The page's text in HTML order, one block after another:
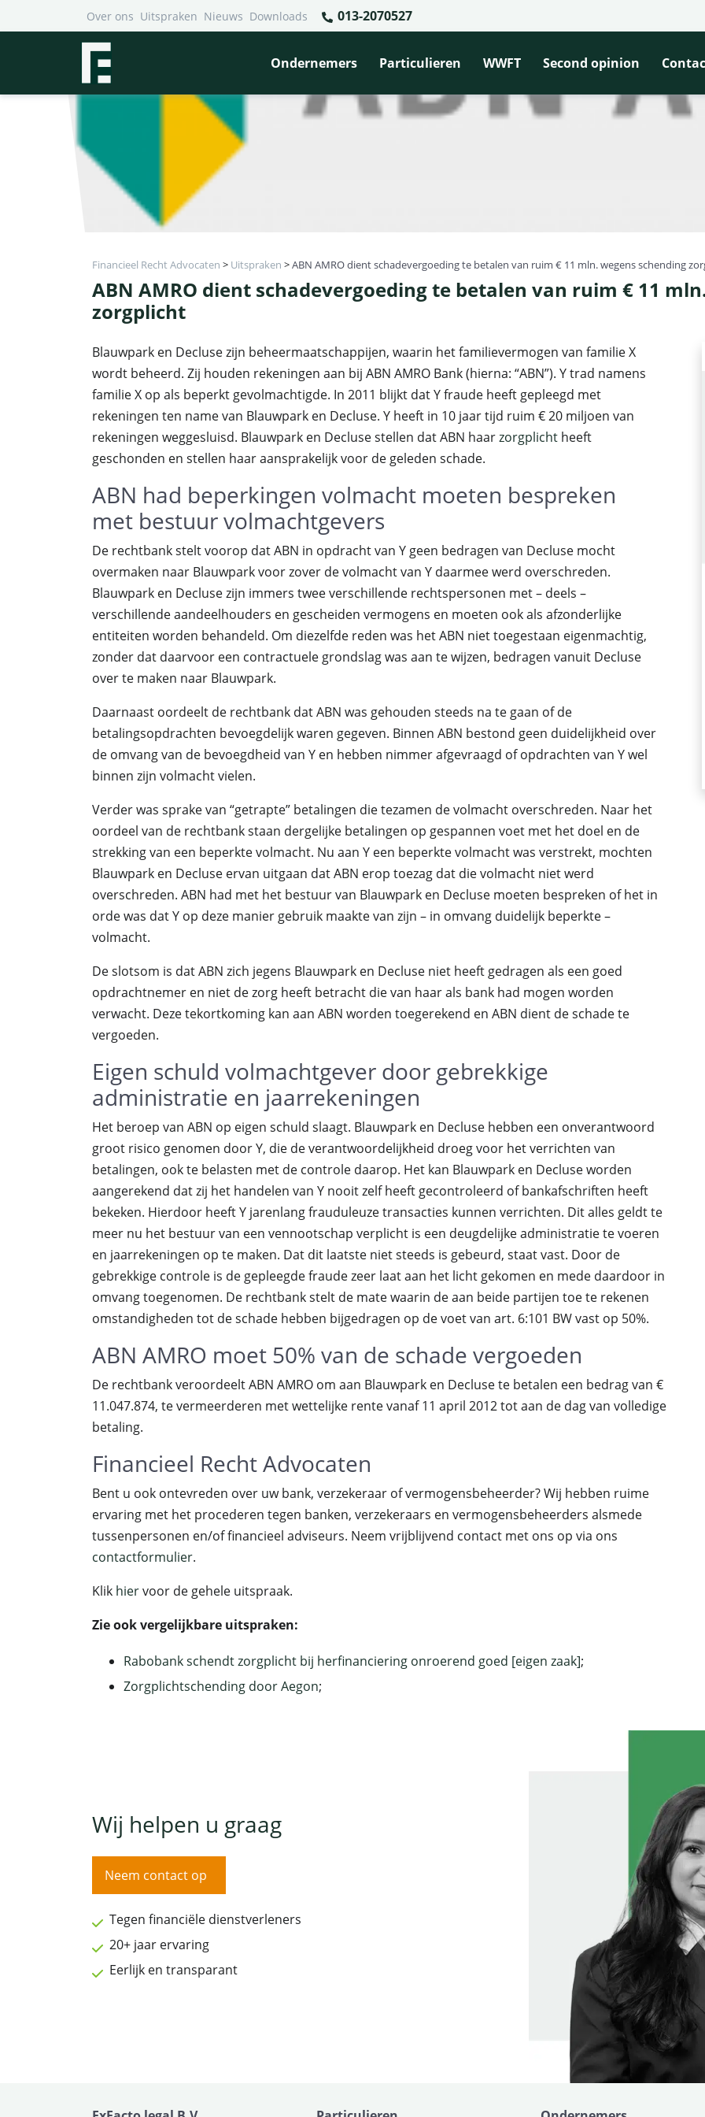
Over ons Uitspraken Nieuws Downloads 013-2070527
Ondernemers Particulieren WWFT Second opinion
Financieel Recht Advocaten > Uitspraken >ABN AMRO dient schadevergoeding te betalen van ruim € 11 mln. wegens schending
ABN AMRO dient schadevergoeding te betalen van ruim € 11
zorgplicht
Blauwpark en Decluse zijn beheermaatschappijen, waarin het familievermogen van familie X
wordt beheerd. Zij houden rekeningen aan bij ABN AMRO Bank (hierna: “ABN”). Y trad namens
familie X op als beperkt gevolmachtigde. In 2011 blijkt dat Y fraude heeft gepleegd met
rekeningen ten name van Blauwpark en Decluse. Y heeft in 10 jaar tijd ruim € 20 miljoen van
rekeningen weggesluisd. Blauwpark en Decluse stellen dat ABN haarzorgplicht heeft
geschonden en stellen haar aansprakelijk voor de geleden schade.
ABN had beperkingen volmacht moeten bespreken
met bestuur volmachtgevers
De rechtbank stelt voorop dat ABN in opdracht van Y geen bedragen van Decluse mocht
overmaken naar Blauwpark voor zover de volmacht van Y daarmee werd overschreden.
Blauwpark en Decluse zijn immers twee verschillende rechtspersonen met – deels –
verschillende aandeelhouders en gescheiden vermogens en moeten ook als afzonderlijke
entiteiten worden behandeld. Om diezelfde reden was het ABN niet toegestaan eigenmachtig,
zonder dat daarvoor een contractuele grondslag was aan te wijzen, bedragen vanuit Decluse
over te maken naar Blauwpark.
Daarnaast oordeelt de rechtbank dat ABN was gehouden steeds na te gaan of de
betalingsopdrachten bevoegdelijk waren gegeven. Binnen ABN bestond geen duidelijkheid over
de omvang van de bevoegdheid van Y en hebben nimmer afgevraagd of opdrachten van Y wel
binnen zijn volmacht vielen.
Verder was sprake van “getrapte” betalingen die tezamen de volmacht overschreden. Naar het
oordeel van de rechtbank staan dergelijke betalingen op gespannen voet met het doel en de
strekking van een beperkte volmacht. Nu aan Y een beperkte volmacht was verstrekt, mochten
Blauwpark en Decluse ervan uitgaan dat ABN erop toezag dat die volmacht niet werd
overschreden. ABN had met het bestuur van Blauwpark en Decluse moeten bespreken of het in
orde was dat Y op deze manier gebruik maakte van zijn – in omvang duidelijk beperkte –
volmacht.
De slotsom is dat ABN zich jegens Blauwpark en Decluse niet heeft gedragen als een goed
opdrachtnemer en niet de zorg heeft betracht die van haar als bank had mogen worden
verwacht. Deze tekortkoming kan aan ABN worden toegerekend en ABN dient de schade te
vergoeden.
Eigen schuld volmachtgever door gebrekkige
administratie en jaarrekeningen
Het beroep van ABN op eigen schuld slaagt. Blauwpark en Decluse hebben een onverantwoord
groot risico genomen door Y, die de verantwoordelijkheid droeg voor het verrichten van
betalingen, ook te belasten met de controle daarop. Het kan Blauwpark en Decluse worden
aangerekend dat zij het handelen van Y nooit zelf heeft gecontroleerd of bankafschriften heeft
bekeken. Hierdoor heeft Y jarenlang frauduleuze transacties kunnen verrichten. Dit alles geldt te
meer nu het bestuur van een vennootschap verplicht is een deugdelijke administratie te voeren
en jaarrekeningen op te maken. Dat dit laatste niet steeds is gebeurd, staat vast. Door de
gebrekkige controle is de gepleegde fraude zeer laat aan het licht gekomen en mede daardoor in
omvang toegenomen. De rechtbank stelt de mate waarin de aan beide partijen toe te rekenen
omstandigheden tot de schade hebben bijgedragen op de voet van art. 6:101 BW vast op 50%.
ABN AMRO moet 50% van de schade vergoeden
De rechtbank veroordeelt ABN AMRO om aan Blauwpark en Decluse te betalen een bedrag van €
11.047.874, te vermeerderen met wettelijke rente vanaf 11 april 2012 tot aan de dag van volledige
betaling.
Financieel Recht Advocaten
Bent u ook ontevreden over uw bank, verzekeraar of vermogensbeheerder? Wij hebben ruime
ervaring met het procederen tegen banken, verzekeraars en vermogensbeheerders alsmede
tussenpersonen en/of financieel adviseurs. Neem vrijblijvend contact met ons op via ons
contactformulier.
Klik hiervoor de gehele uitspraak.
Zie ook vergelijkbare uitspraken:
Rabobank schendt zorgplicht bij herfinanciering onroerend goed [eigen zaak];
Zorgplichtschending door Aegon;
Wij helpen u graag
Neem contact op
Tegen financiële dienstverleners
20+ jaar ervaring
Eerlijk en transparant